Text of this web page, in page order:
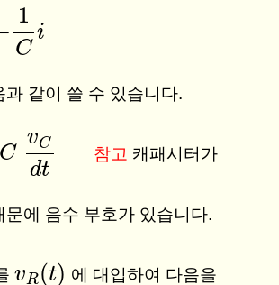
1
C
i
i
과 같이 쓸 수 있습니다.
C
vC
dt
t 참고 캐패시터가
문에 음수 부호가 있습니다.
vR(t)
vR(t) 에 대입하여 다음을